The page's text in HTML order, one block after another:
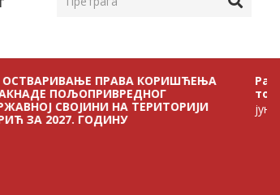
ПРАВА КОРИШЋЕЊА
НА ТЕРИТОРИЈИ
ГОДИНУ
Расписан
јун 30, 2026